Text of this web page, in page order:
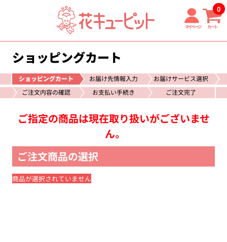
マイページ カート
0
ショッピングカート
ショッピングカート お届け先情報入力
お届けサービス選択
ご注文内容の確認
お支払い手続き ご注文完了
ご指定の商品は現在取り扱いがございませ
ん。
ご注文商品の選択
商品が選択されていません